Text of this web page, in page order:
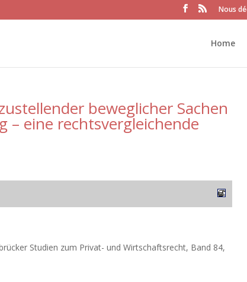
Nous
Home
beweglicher Sachen
– eine rechtsvergleichende
Studien zum Privat- und Wirtschaftsrecht, Band 84,